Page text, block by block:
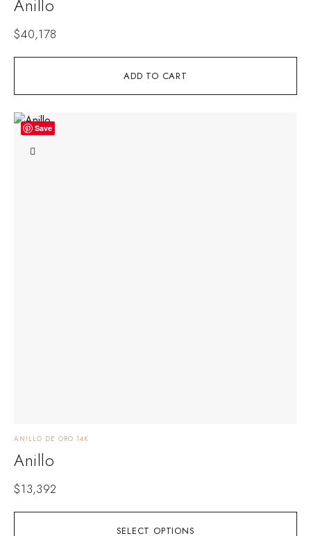
ADD TO CART
Anillo
$40,178
Save
SELECT OPTIONS
ANILLO DE ORO 14K
Anillo
$13,392